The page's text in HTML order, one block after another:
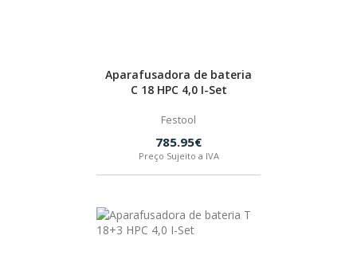
Aparafusadora de bateria
C 18 HPC 4,0 I-Set
Festool
785.95€
Preço Sujeito a IVA